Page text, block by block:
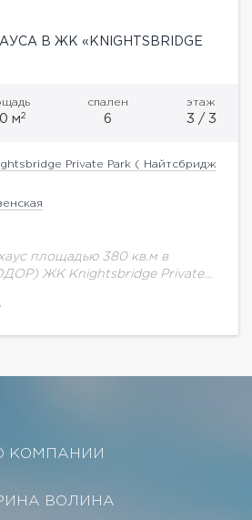
В ЖК «KNIGHTSBRIDGE
м2
спален
6
этаж
3 / 3
Private Park ( Найтсбридж
площадью 380 кв.м в
ЖК Knightsbridge Private
в районе
КОМПАНИИ
ВОЛИНА